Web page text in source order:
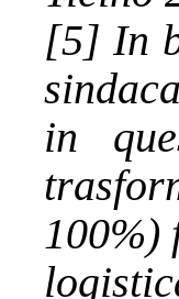
[5] In
in
100%)